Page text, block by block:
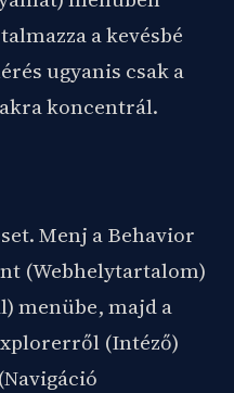
a kevésbé
ugyanis csak a
koncentrál.
Menj a Behavior
(Webhelytartalom)
menübe, majd a
(Intéző)